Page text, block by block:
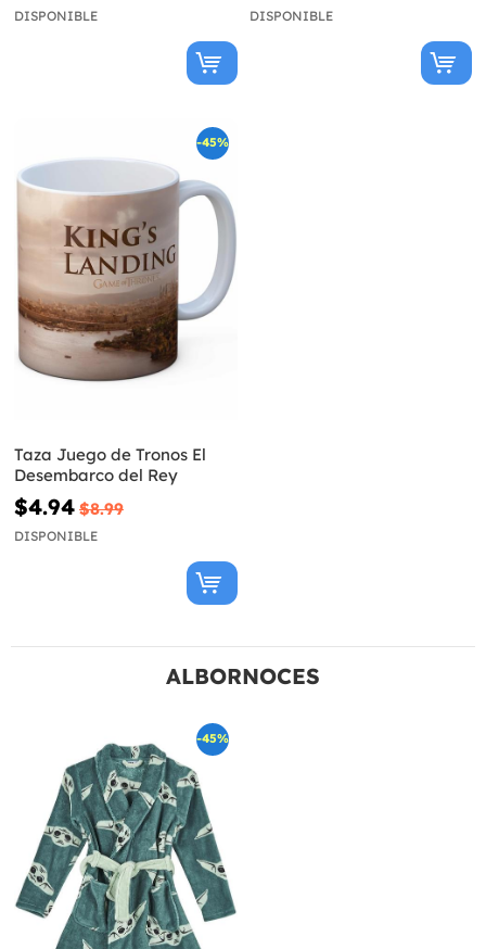
DISPONIBLE DISPONIBLE
-45%
Taza Juego de Tronos El
Desembarco del Rey
$4.94 $8.99
DISPONIBLE
ALBORNOCES
-45%